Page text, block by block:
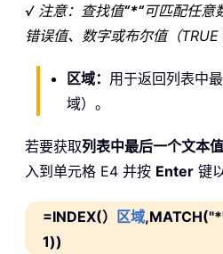
√ 注意：查找值“*“可匹配任意
错误值、数字或布尔值（TRUE
区域： 用于返回列表中
域）。
若要获取列表中最后一个文本值
入到单元格 E4 并按 Enter 键
=INDEX(） 区域
1))